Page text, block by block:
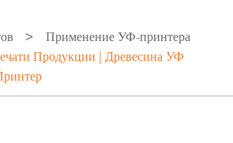
Применение УФ-принтера
Продукции | Древесина УФ